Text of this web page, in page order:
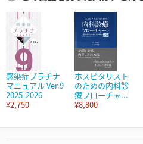
感染症プラチナ
マニュアル Ver.9
2025-2026
¥2,750
ホスピタリスト
のための内科診
療フローチャ...
¥8,800